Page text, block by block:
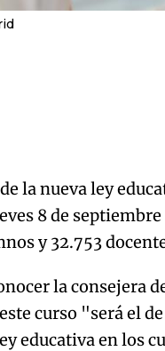
la nueva ley
8 de
y 32.753
la consejera
curso "será el
educativa en los